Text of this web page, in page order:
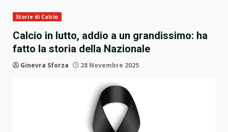
Storie di Calcio
Calcio in lutto, addio a un grandissimo: ha
fatto la storia della Nazionale
Ginevra Sforza 28 Novembre 2025